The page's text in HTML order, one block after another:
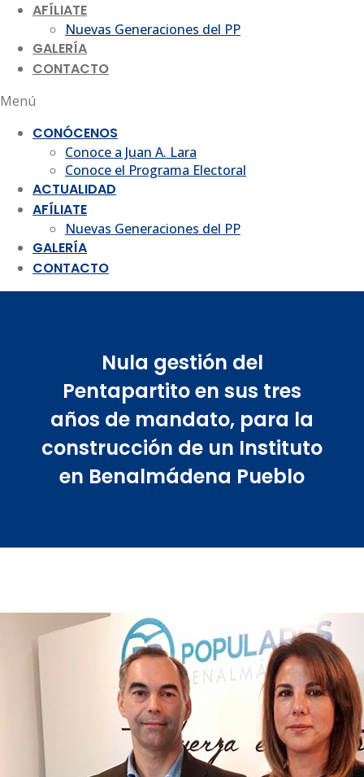
AFÍLIATE
Nuevas Generaciones del PP
GALERÍA
CONTACTO
Menú
CONÓCENOS
Conoce a Juan A. Lara
Conoce el Programa Electoral
ACTUALIDAD
AFÍLIATE
Nuevas Generaciones del PP
GALERÍA
CONTACTO
Nula gestión del
Pentapartito en sus tres
años de mandato, para la
construcción de un Instituto
en Benalmádena Pueblo